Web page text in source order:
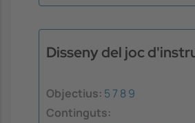
Disseny del joc
Objectius: 57 8 9
Continguts: